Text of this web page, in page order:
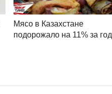
Мясо в Казахстане
подорожало на 11% за год